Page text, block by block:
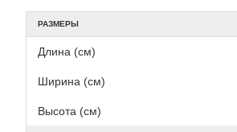
РАЗМЕРЫ
Длина (см)
Ширина (см)
Высота (см)